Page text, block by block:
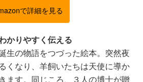
で詳細を見る
かりやすく伝える
生の物語をつづった絵本。突然夜
くなり、羊飼いたちは天使に導か
ます。同じころ、３人の博士が贈